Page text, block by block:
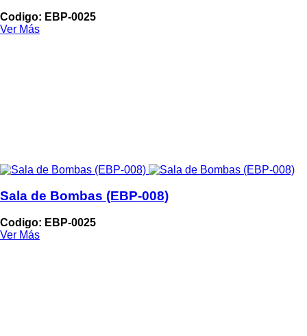
Codigo: EBP-0025
Ver Más
Sala de Bombas (EBP-008)
Codigo: EBP-0025
Ver Más